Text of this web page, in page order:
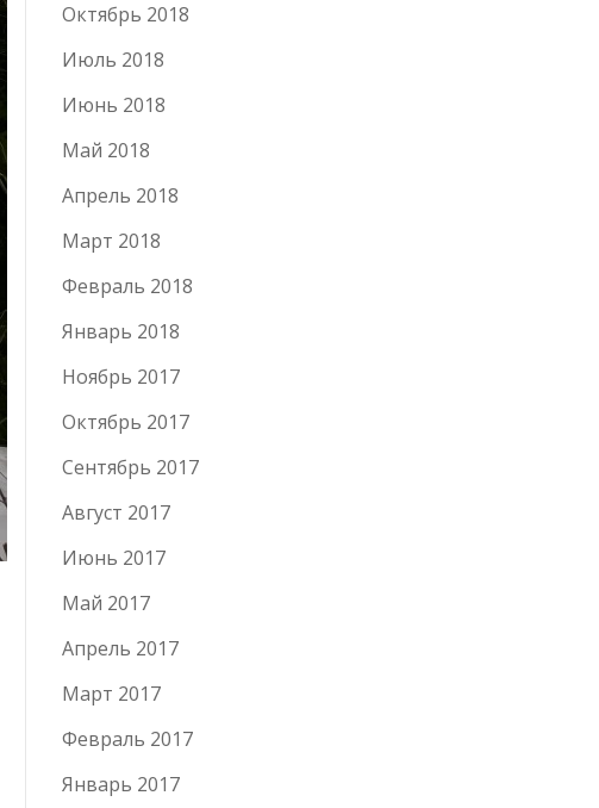
Октябрь 2018
Июль 2018
Июнь 2018
Май 2018
Апрель 2018
Март 2018
Февраль 2018
Январь 2018
Ноябрь 2017
Октябрь 2017
Сентябрь 2017
Август 2017
Июнь 2017
Май 2017
Апрель 2017
Март 2017
Февраль 2017
Январь 2017